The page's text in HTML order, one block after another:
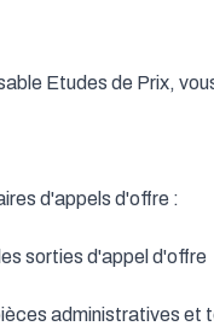
Etudes de Prix,
d'appels d'offre :
sorties d'appel d'offre
administratives et